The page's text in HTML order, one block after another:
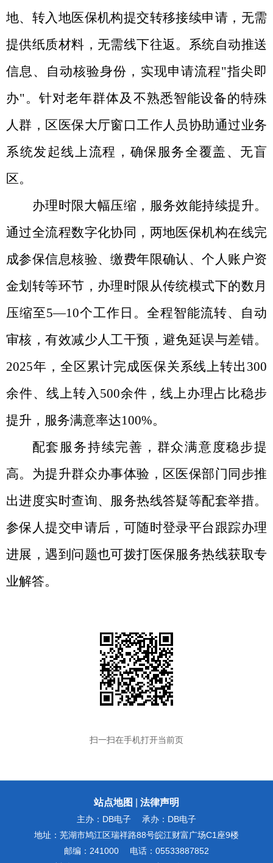
地、转入地医保机构提交转移接续申请，无需
提供纸质材料，无需线下往返。系统自动推送
信息、自动核验身份，实现申请流程"指尖即
办"。针对老年群体及不熟悉智能设备的特殊
人群，区医保大厅窗口工作人员协助通过业务
系统发起线上流程，确保服务全覆盖、无盲
区。
办理时限大幅压缩，服务效能持续提升。
通过全流程数字化协同，两地医保机构在线完
成参保信息核验、缴费年限确认、个人账户资
金划转等环节，办理时限从传统模式下的数月
压缩至5—10个工作日。全程智能流转、自动
审核，有效减少人工干预，避免延误与差错。
2025年，全区累计完成医保关系线上转出300
余件、线上转入500余件，线上办理占比稳步
提升，服务满意率达100%。
配套服务持续完善，群众满意度稳步提
高。 为提升群众办事体验，区医保部门同步推
出进度实时查询、服务热线答疑等配套举措。
参保人提交申请后，可随时登录平台跟踪办理
进展，遇到问题也可拨打医保服务热线获取专
业解答。
扫一扫在手机打开当前页
站点地图 法律声明
主办：DB电子
承办：DB电子
地址：芜湖市鸠江区瑞祥路88号皖江财富广场C1座9楼
邮编：241000
电话：05533887852